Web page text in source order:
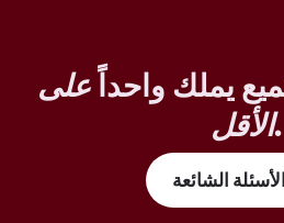
يملك واحداً على
الأقل.
الشائعة